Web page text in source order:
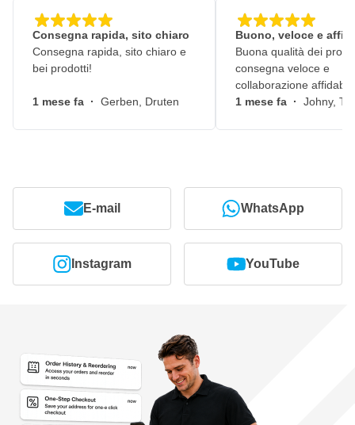
Consegna rapida, sito chiaro
Consegna rapida, sito chiaro e
bei prodotti!
1 mese fa · Gerben, Druten
Buono, veloce e
Buona qualità dei
consegna veloce e
collaborazione
1 mese fa · Johny,
E-mail WhatsApp
Instagram YouTube